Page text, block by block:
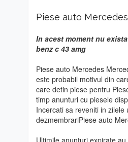
Piese auto
In acest moment nu
benz c 43 amg
Piese auto Mercedes
este probabil motivul din
care detin piese pentru
timp anunturi cu piesele
Incercati sa reveniti in
dezmembrariPiese auto
Ultimile anunturi expirate au